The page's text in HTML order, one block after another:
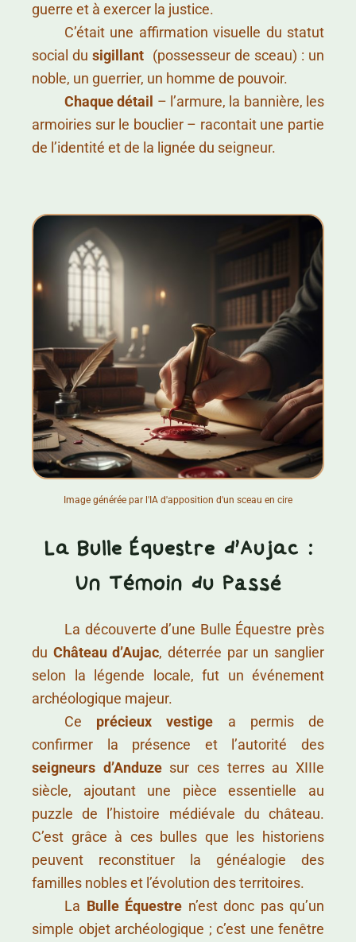
guerre et à exercer la justice.
C’était une affirmation visuelle du statut
social dusigillant (possesseur de sceau) : un
noble, un guerrier, un homme de pouvoir.
Chaque détail – l’armure, la bannière, les
armoiries sur le bouclier – racontait une partie
de l’identité et de la lignée du seigneur.
Image générée par l'IA d'apposition d'un sceau en cire
La Bulle Équestre d'Aujac :
Un Témoin du Passé
La découverte d’une Bulle Équestre près
du Château d’Aujac, déterrée par un sanglier
selon la légende locale, fut un événement
archéologique majeur.
Ce précieux vestige a permis de
confirmer la présence et l’autorité des
seigneurs d’Anduzesur ces terres au XIIIe
siècle, ajoutant une pièce essentielle au
puzzle de l’histoire médiévale du château.
C’est grâce à ces bulles que les historiens
peuvent reconstituer la généalogie des
familles nobles et l’évolution des territoires.
La Bulle Équestre n’est donc pas qu’un
simple objet archéologique ; c’est une fenêtre